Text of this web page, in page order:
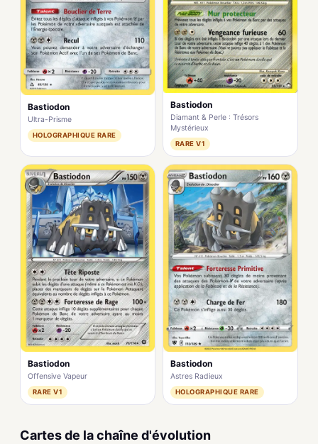
Bastiodon
Ultra-Prisme
HOLOGRAPHIQUE RARE
Bastiodon
Diamant & Perle : Trésors
Mystérieux
RARE V1
Bastiodon
Offensive Vapeur
RARE V1
Bastiodon
Astres Radieux
HOLOGRAPHIQUE RARE
Cartes de la chaîne d'évolution